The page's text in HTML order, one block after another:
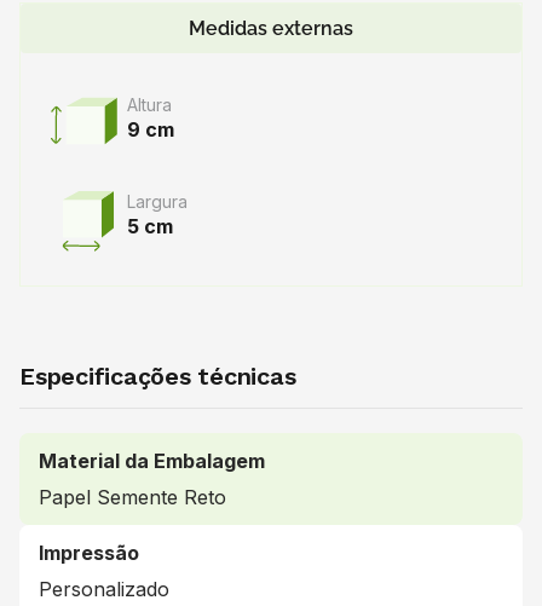
Medidas externas
Altura
9 cm
Largura
5 cm
Especificações técnicas
Material da Embalagem
Papel Semente Reto
Impressão
Personalizado